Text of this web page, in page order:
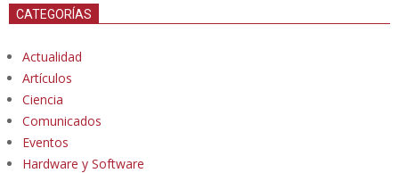
CATEGORÍAS
Actualidad
Artículos
Ciencia
Comunicados
Eventos
Hardware y Software